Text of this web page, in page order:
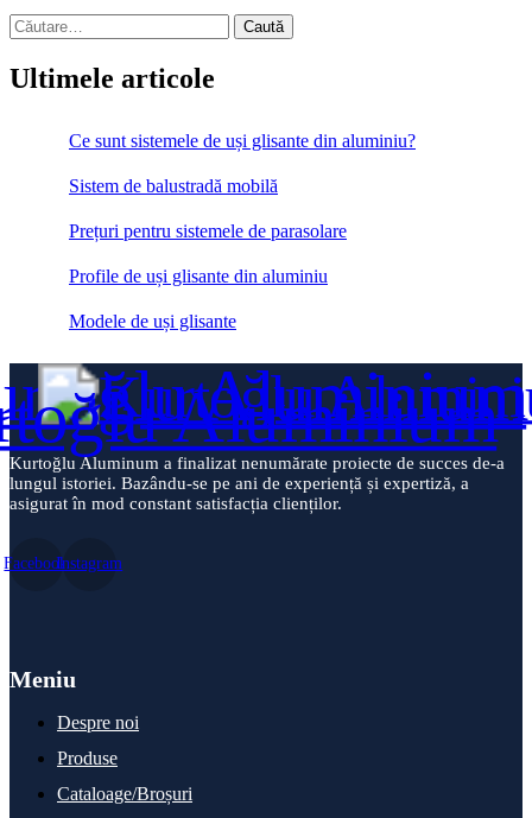
Caută
după:
Ultimele articole
Ce sunt sistemele de uși glisante din aluminiu?
Sistem de balustradă mobilă
Prețuri pentru sistemele de parasolare
Profile de uși glisante din aluminiu
Modele de uși glisante
Kurtoğlu Aluminum a finalizat nenumărate proiecte de succes de-a
lungul istoriei. Bazându-se pe ani de experiență și expertiză, a
asigurat în mod constant satisfacția clienților.
FacebookInstagram
Meniu
Despre noi
Produse
Cataloage/Broșuri